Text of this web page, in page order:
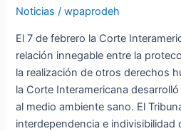
Noticias /wpaprodeh
El 7 de febrero la Corte
relación innegable entre la
la realización de otros derechos
la Corte Interamericana
al medio ambiente sano. El
interdependencia e indivisibilidad
medio
y
los
derechos
humanos